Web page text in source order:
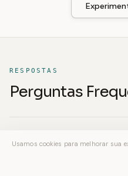
RESPOSTAS
Perguntas
transcrição?
Usamos cookies para melhorar sua